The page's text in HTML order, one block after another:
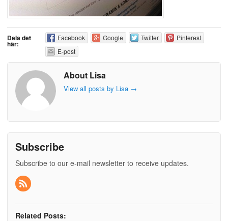
Dela det
här:
Facebook Google Twitter
Pinterest
E-post
About Lisa
View all posts by Lisa →
Subscribe
Subscribe to our e-mail newsletter to receive updates.
Related Posts: